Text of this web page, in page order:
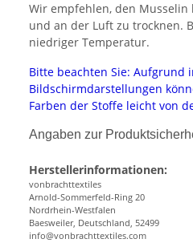
Wir empfehlen, den Musselin
und an der Luft zu trocknen.
niedriger Temperatur.
Bitte beachten Sie: Aufgrund
Bildschirmdarstellungen
Farben der Stoffe leicht von
Angaben zur
Herstellerinformationen:
vonbrachttextiles
Arnold-Sommerfeld-Ring 20
Nordrhein-Westfalen
Baesweiler, Deutschland, 52499
info@vonbrachttextiles.com